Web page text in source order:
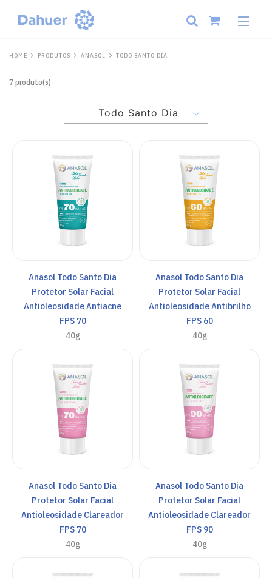
HOME PRODUTOS ANASOL TODO SANTO DIA
7 produto(s)
Anasol Todo Santo Dia
Protetor Solar Facial
Antioleosidade Antiacne
FPS 70
40g
Anasol Todo Santo Dia
Protetor Solar Facial
Antioleosidade Antibrilho
FPS 60
40g
Anasol Todo Santo Dia
Protetor Solar Facial
Antioleosidade Clareador
FPS 70
40g
Anasol Todo Santo Dia
Protetor Solar Facial
Antioleosidade Clareador
FPS 90
40g